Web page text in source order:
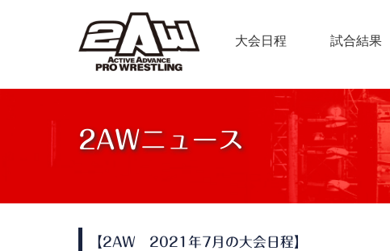
大会日程 試合結果
2AWニュース
【2AW 2021年7月の大会日程】